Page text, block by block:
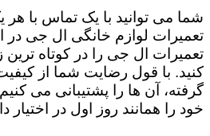
شما می توانید با یک تماس با هر
تعمیرات لوازم خانگی ال جی در
تعمیرات ال جی را در کوتاه
کنید. با قول رضایت شما از
گرفته، آن ها را پشتیبانی می
خود را همانند روز اول در اختیار